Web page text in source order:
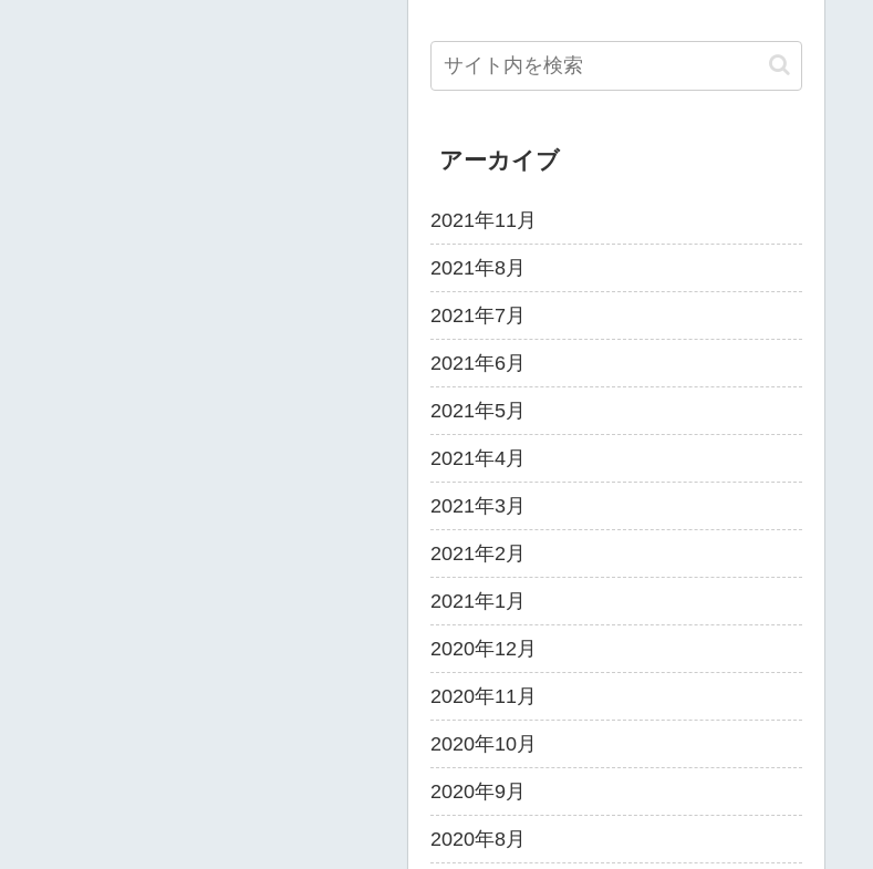
アーカイブ
2021年11月
2021年8月
2021年7月
2021年6月
2021年5月
2021年4月
2021年3月
2021年2月
2021年1月
2020年12月
2020年11月
2020年10月
2020年9月
2020年8月